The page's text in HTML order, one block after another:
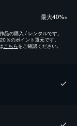
最⼤40%※
の購入 / レンタルです。
％のポイント還元です。
こちらをご確認ください。